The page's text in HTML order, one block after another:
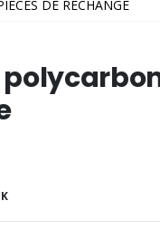
DE RECHANGE